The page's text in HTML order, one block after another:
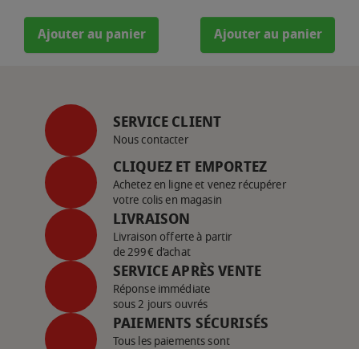
Ajouter au panier Ajouter au panier
SERVICE CLIENT
Nous contacter
CLIQUEZ ET EMPORTEZ
Achetez en ligne et venez récupérer
votre colis en magasin
LIVRAISON
Livraison offerte à partir
de 299€ d’achat
SERVICE APRÈS VENTE
Réponse immédiate
sous 2 jours ouvrés
PAIEMENTS SÉCURISÉS
Tous les paiements sont